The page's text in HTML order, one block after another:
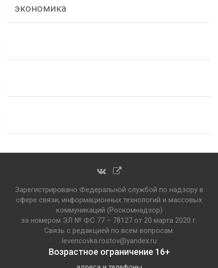
экономика
Зарегистрировано Федеральной службой по надзору в
сфере связи, информационных технологий и массовых
коммуникаций (Роскомнадзор)
за номером ЭЛ № ФС 77 – 78127 от 20 марта 2020 г.
Связь с редакцией по всем вопросам:
levencovka.rostov@yandex.ru
Возрастное ограничение 16+